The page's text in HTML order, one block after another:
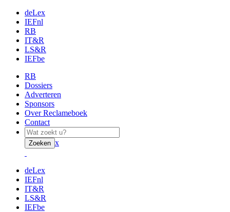
deLex
IEFnl
RB
IT&R
LS&R
IEFbe
RB
Dossiers
Adverteren
Sponsors
Over Reclameboek
Contact
Zoeken x
deLex
IEFnl
IT&R
LS&R
IEFbe